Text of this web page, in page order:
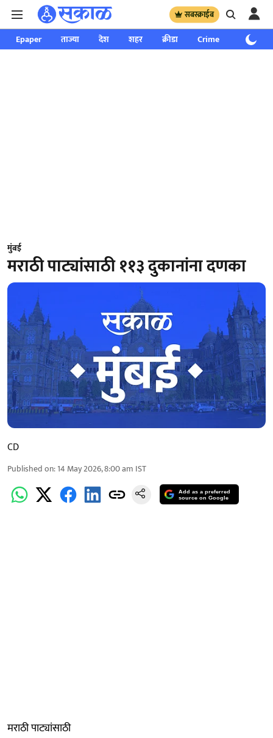
सबस्क्राईब
Epaper ताज्या देश शहर क्रीडा Crime साप्ताहिक
मुंबई
मराठी पाट्यांसाठी ११३ दुकानांना दणका
CD
Published on:14 May 2026, 8:00 am IST
Add as a preferred
source on Google
मराठी पाट्यांसाठी